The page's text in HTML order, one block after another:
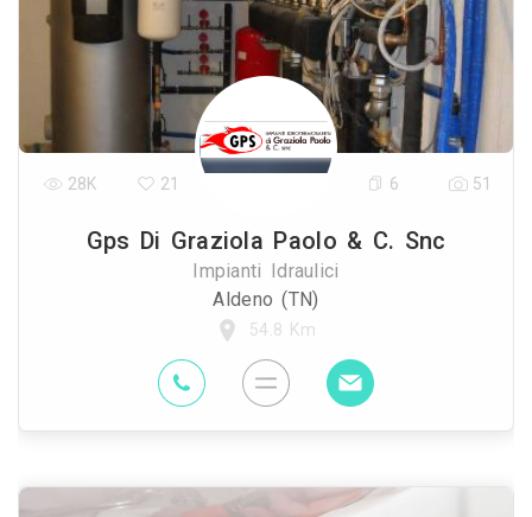
Gps Di Graziola Paolo & C. Snc
Impianti Idraulici
Aldeno (TN)
54.8 Km
28K 21 6 51